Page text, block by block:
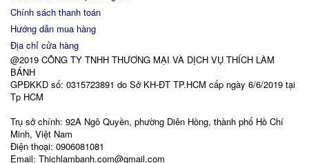
Chính sách thanh toán
Hướng dẫn mua hàng
Địa chỉ cửa hàng
@2019 CÔNG TY TNHH THƯƠNG MẠI VÀ DỊCH VỤ THÍCH LÀM
BÁNH
GPĐKKD số: 0315723891 do Sở KH-ĐT TP.HCM cấp ngày 6/6/2019 tại
Tp HCM
Trụ sở chính: 92A Ngô Quyền, phường Diên Hồng, thành phố Hồ Chí
Minh, Việt Nam
Điện thoại: 0906081081
Email: Thichlambanh.com@gmail.com